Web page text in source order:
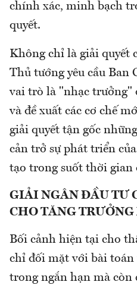
chính xác, minh bạch
quyết.
Không chỉ là giải quyết
Thủ tướng yêu cầu Ban
vai trò là "nhạc trưởng"
và đề xuất các cơ chế
giải quyết tận gốc
cản trở sự phát triển
tạo trong suốt thời gian
GIẢI NGÂN ĐẦU TƯ
CHO TĂNG
Bối cảnh hiện tại cho
chỉ đối mặt với bài
trong ngắn hạn mà còn